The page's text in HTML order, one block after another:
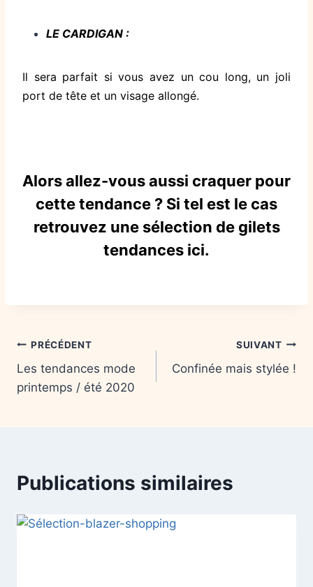
LE CARDIGAN :
Il sera parfait si vous avez un cou long, un joli
port de tête et un visage allongé.
Alors allez-vous aussi craquer pour
cette tendance ? Si tel est le cas
retrouvez une sélection de gilets
tendances ici.
PRÉCÉDENT
Les tendances mode
printemps / été 2020
SUIVANT
Confinée mais stylée !
Publications similaires